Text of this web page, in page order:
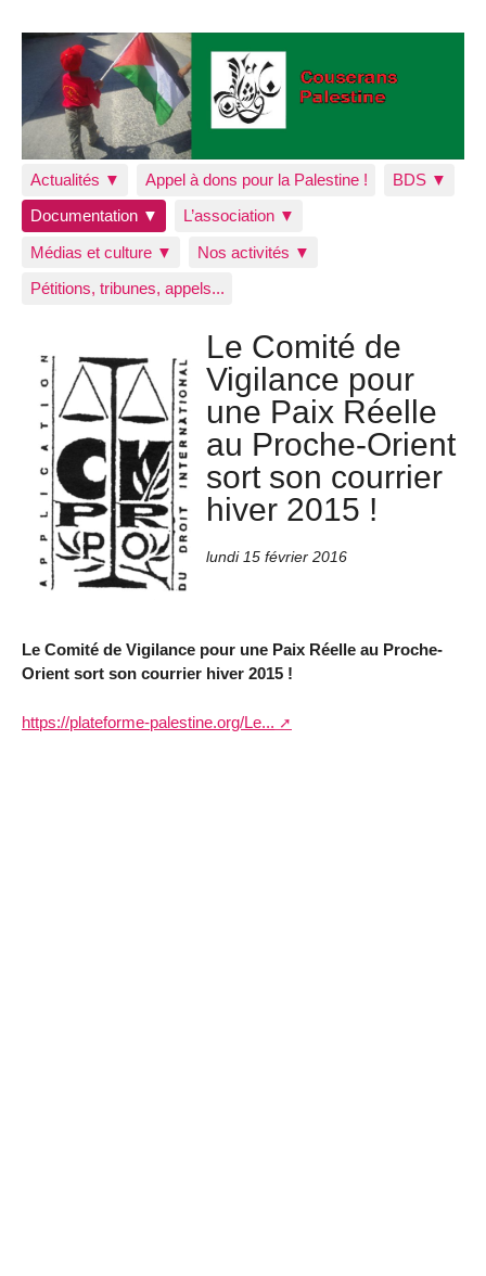
Actualités ▼ Appel à dons pour la Palestine !
BDS ▼
Documentation ▼
L’association ▼
Médias et culture ▼
Nos activités ▼
Pétitions, tribunes, appels...
Le Comité de
Vigilance pour
une Paix Réelle
au Proche-Orient
sort son courrier
hiver 2015 !
lundi 15 février 2016
Le Comité de Vigilance pour une Paix Réelle au Proche-
Orient sort son courrier hiver 2015 !
https://plateforme-palestine.org/Le...